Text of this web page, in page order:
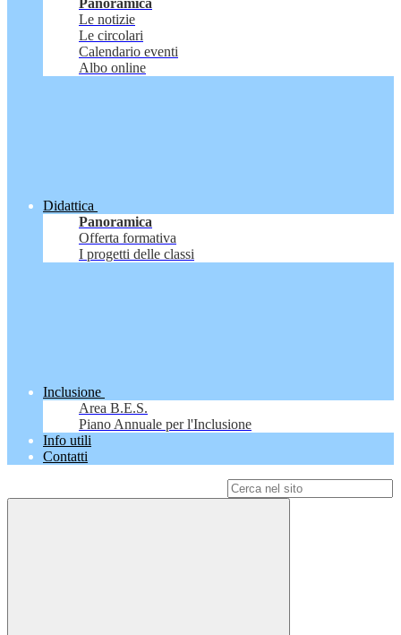
Panoramica
Le notizie
Le circolari
Calendario eventi
Albo online
Didattica
Panoramica
Offerta formativa
I progetti delle classi
Inclusione
Area B.E.S.
Piano Annuale per l'Inclusione
Info utili
Contatti